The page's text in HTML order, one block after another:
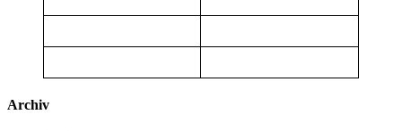
Archiv